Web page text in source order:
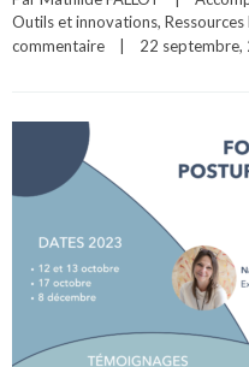
Outils et innovations, Ressources
commentaire
22